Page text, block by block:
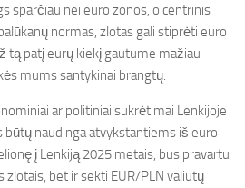
sparčiau nei euro zonos, o centrinis
normas, zlotas gali stiprėti euro
tą patį eurų kiekį gautume mažiau
mums santykinai brangtų.
ar politiniai sukrėtimai Lenkijoje
būtų naudinga atvykstantiems iš euro
į Lenkiją 2025 metais, bus pravartu
zlotais, bet ir sekti EUR/PLN valiutų